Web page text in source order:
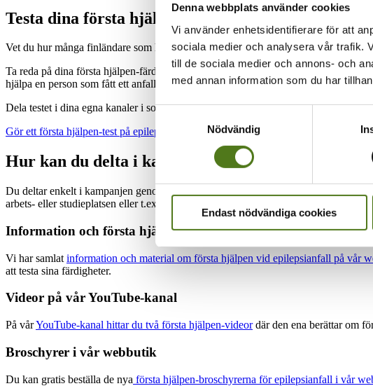
Denna webbplats använder cookies
Vi använder enhetsidentifierare för att
sociala medier och analysera vår trafik.
till de sociala medier och annons- och
med annan information som du har
Samtyckesval
Nödvändig
Endast nödvändiga cookies
Testa dina första hjälpen-kunskaper
Vet du hur många finländare som har epilepsi? Hur känner du igen ett
Ta reda på dina första hjälpen-färdigheter vid epilepsianfall med testet på vår
hjälpa en person som fått ett anfall.
Dela testet i dina egna kanaler i sociala medier och utmana andra att göra testet.
Gör ett första hjälpen-test på epilepsia.fi
Hur kan du delta i kampanjen?
Du deltar enkelt i kampanjen genom att dela med dig av information om första
arbets- eller studieplatsen eller t.ex. inom ramen för dina hobbyer.
Information och första hjälpen-test på vår webbplats
Vi har samlat information och material om första hjälpen vid epilepsianfall på vår
att testa sina färdigheter.
Videor på vår YouTube-kanal
På vårYouTube-kanal hittar du två första hjälpen-videordär den ena berättar om
Broschyrer i vår webbutik
Du kan gratis beställa de nya första hjälpen-broschyrerna för epilepsianfall i vår